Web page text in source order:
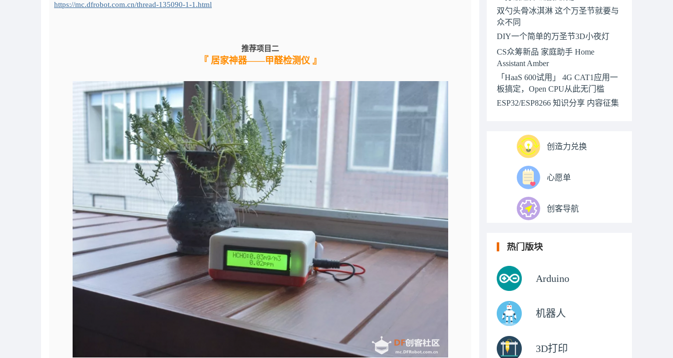
https://mc.dfrobot.com.cn/thread-135090-1-1.html
推荐项目二
『 居家神器——甲醛检测仪 』
双勺头骨冰淇淋 这个万圣节就要与
众不同
DIY一个简单的万圣节3D小夜灯
CS众筹新品 家庭助手 Home
Assistant Amber
「HaaS 600试用」 4G CAT1应用一
板搞定，Open CPU从此无门槛
ESP32/ESP8266 知识分享 内容征集
创造力兑换
心愿单
创客导航
热门版块
Arduino
机器人
3D打印